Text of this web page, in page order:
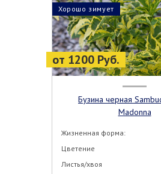
от 1200 Руб.
Хорошо зимует
Бузина черная Sambucus nigra
Madonna
Жизненная форма:
Цветение
Листья/хвоя